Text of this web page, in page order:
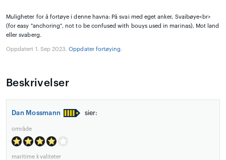
Muligheter for å fortøye i denne havna: På svai med eget anker, Svaibøye<br>
(for easy "anchoring", not to be confused with bouys used in marinas), Mot land
eller svaberg.
Oppdatert 1. Sep 2023.Oppdater fortøying.
Beskrivelser
Dan Mossmann sier:
område
maritime kvaliteter